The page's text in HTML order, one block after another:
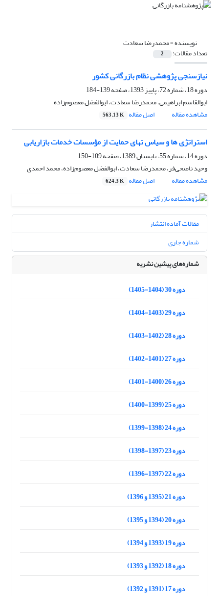
نویسنده =محمدرضا سعادت
تعداد مقالات: 2
نیازسنجی پژوهشی نظام بازرگانی کشور
دوره 18، شماره 72، پاییز 1393، صفحه
139-184
ابوالقاسم ابراهیمی، محمدرضا سعادت، ابوالفضل معصوم‌زاده
مشاهده مقاله
اصل مقاله 563.13 K
استراتژی ها و سیاس تهای حمایت از مؤسسات خدمات بازاریابی
دوره 14، شماره 55، تابستان 1389، صفحه
109-150
وحید ناصحی‌فر، محمدرضا سعادت، ابوالفضل معصوم‌زاده، محمد احمدی
مشاهده مقاله
اصل مقاله 624.3 K
مقالات آماده انتشار
شماره جاری
شماره‌های پیشین نشریه
دوره 30 (1404-1405)
دوره 29 (1403-1404)
دوره 28 (1402-1403)
دوره 27 (1401-1402)
دوره 26 (1400-1401)
دوره 25 (1399-1400)
دوره 24 (1398-1399)
دوره 23 (1397-1398)
دوره 22 (1397-1396)
دوره 21 (1395 و 1396)
دوره 20 (1394 و 1395)
دوره 19 (1393 و 1394)
دوره 18 (1392 و 1393)
دوره 17 (1391 و 1392)